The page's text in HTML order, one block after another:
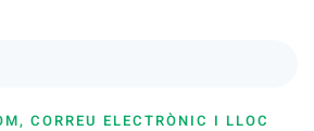
CORREU ELECTRÒNIC I LLOC